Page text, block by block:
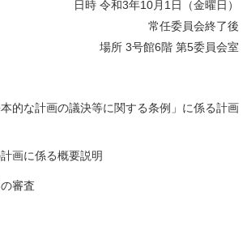
日時 令和3年10月1日（金曜日）
常任委員会終了後
場所 3号館6階 第5委員会室
的な計画の議決等に関する条例」に係る計画
画に係る概要説明
審査